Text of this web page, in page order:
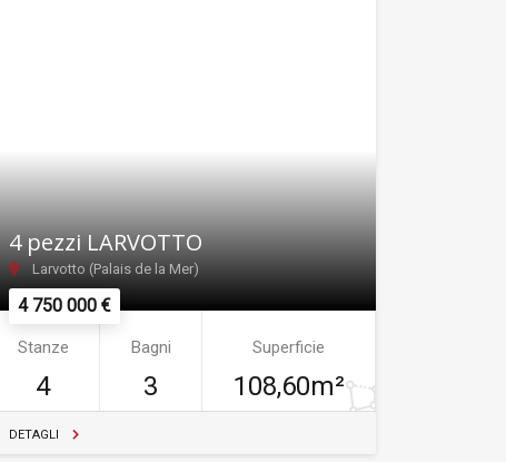
4 750 000 €
4 pezzi LARVOTTO
Larvotto (Palais de la Mer)
Stanze
4
Bagni
3
Superficie
108,60m²
DETAGLI